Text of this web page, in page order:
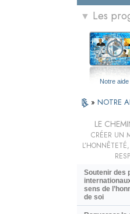
▼ Les
Notre aide
» NOTRE
LE
CRÉER UN
Soutenir des
sens de
de soi